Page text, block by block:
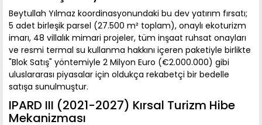
Beytullah Yılmaz koordinasyonundaki bu dev yatırım fırsatı;
5 adet birleşik parsel (27.500 m² toplam), onaylı ekoturizm
imarı, 48 villalık mimari projeler, tüm inşaat ruhsat onayları
ve resmi termal su kullanma hakkını içeren paketiyle birlikte
"Blok Satış" yöntemiyle 2 Milyon Euro (€2.000.000) gibi
uluslararası piyasalar için oldukça rekabetçi bir bedelle
satışa sunulmuştur.
IPARD III (2021-2027) Kırsal Turizm Hibe
Mekanizması